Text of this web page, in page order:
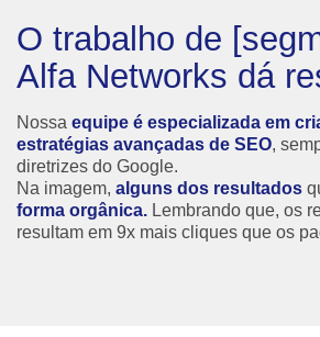
O trabalho de
Alfa Networks dá
Nossa equipe é especializada em
estratégias avançadas de SEO,
diretrizes do Google.
Na imagem, alguns dos resultados
forma orgânica. Lembrando que, os
resultam em 9x mais cliques que os